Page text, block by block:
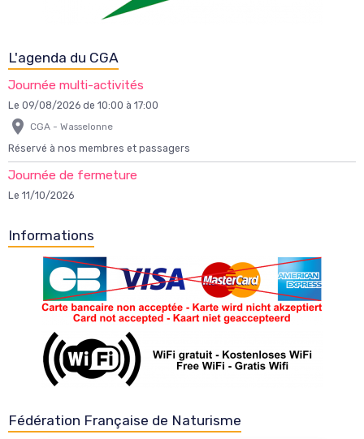
L'agenda du CGA
Journée multi-activités
Le 09/08/2026 de 10:00 à 17:00
CGA - Wasselonne
Réservé à nos membres et passagers
Journée de fermeture
Le 11/10/2026
Informations
Fédération Française de Naturisme